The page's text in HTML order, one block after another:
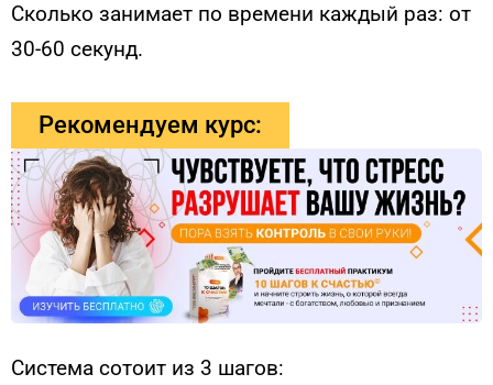
Сколько занимает по времени каждый раз: от
30-60 секунд.
Рекомендуем курс:
Система сотоит из 3 шагов: